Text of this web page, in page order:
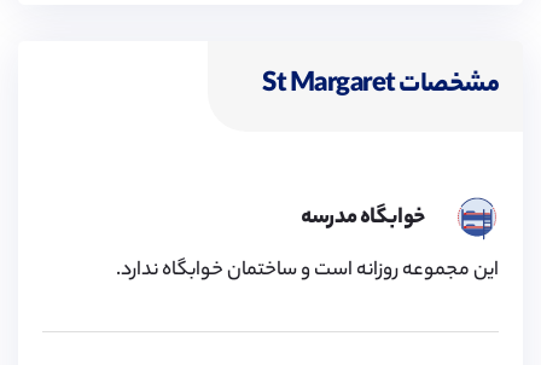
مشخصات St Margaret
خوابگاه مدرسه
این مجموعه روزانه است و ساختمان خوابگاه ندارد.